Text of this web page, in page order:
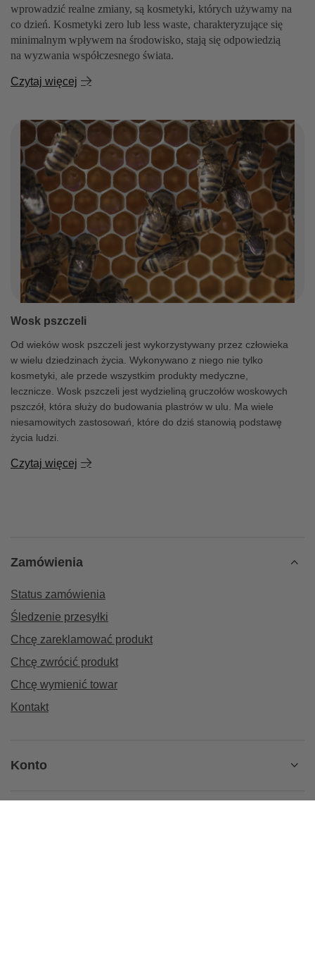
wprowadzić realne zmiany, są kosmetyki, których używamy na
co dzień. Kosmetyki zero lub less waste, charakteryzujące się
minimalnym wpływem na środowisko, stają się odpowiedzią
na wyzwania współczesnego świata.
Czytaj więcej
Wosk pszczeli
Od wieków wosk pszczeli jest wykorzystywany przez człowieka
w wielu dziedzinach życia. Wykonywano z niego nie tylko
kosmetyki, ale przede wszystkim produkty medyczne,
lecznicze. Wosk pszczeli jest wydzieliną gruczołów woskowych
pszczół, która służy do budowania plastrów w ulu. Ma wiele
niesamowitych zastosowań, które do dziś stanowią podstawę
życia ludzi.
Czytaj więcej
Zamówienia
Status zamówienia
Śledzenie przesyłki
Chcę zareklamować produkt
Chcę zwrócić produkt
Chcę wymienić towar
Kontakt
Konto